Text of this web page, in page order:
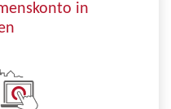
in